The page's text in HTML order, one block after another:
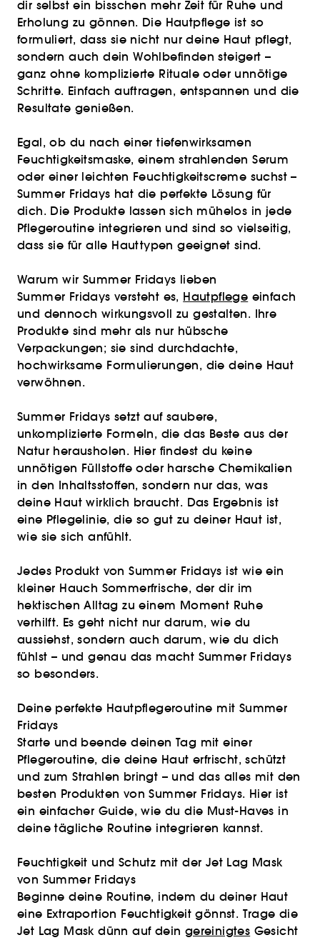
dir selbst ein bisschen mehr Zeit für Ruhe und
Erholung zu gönnen. Die Hautpflege ist so
formuliert, dass sie nicht nur deine Haut pflegt,
sondern auch dein Wohlbefinden steigert –
ganz ohne komplizierte Rituale oder unnötige
Schritte. Einfach auftragen, entspannen und die
Resultate genießen.
Egal, ob du nach einer tiefenwirksamen
Feuchtigkeitsmaske, einem strahlenden Serum
oder einer leichten Feuchtigkeitscreme suchst –
Summer Fridays hat die perfekte Lösung für
dich. Die Produkte lassen sich mühelos in jede
Pflegeroutine integrieren und sind so vielseitig,
dass sie für alle Hauttypen geeignet sind.
Warum wir Summer Fridays lieben
Summer Fridays versteht es, Hautpflege einfach
und dennoch wirkungsvoll zu gestalten. Ihre
Produkte sind mehr als nur hübsche
Verpackungen; sie sind durchdachte,
hochwirksame Formulierungen, die deine Haut
verwöhnen.
Summer Fridays setzt auf saubere,
unkomplizierte Formeln, die das Beste aus der
Natur herausholen. Hier findest du keine
unnötigen Füllstoffe oder harsche Chemikalien
in den Inhaltsstoffen, sondern nur das, was
deine Haut wirklich braucht. Das Ergebnis ist
eine Pflegelinie, die so gut zu deiner Haut ist,
wie sie sich anfühlt.
Jedes Produkt von Summer Fridays ist wie ein
kleiner Hauch Sommerfrische, der dir im
hektischen Alltag zu einem Moment Ruhe
verhilft. Es geht nicht nur darum, wie du
aussiehst, sondern auch darum, wie du dich
fühlst – und genau das macht Summer Fridays
so besonders.
Deine perfekte Hautpflegeroutine mit Summer
Fridays
Starte und beende deinen Tag mit einer
Pflegeroutine, die deine Haut erfrischt, schützt
und zum Strahlen bringt – und das alles mit den
besten Produkten von Summer Fridays. Hier ist
ein einfacher Guide, wie du die Must-Haves in
deine tägliche Routine integrieren kannst.
Feuchtigkeit und Schutz mit der Jet Lag Mask
von Summer Fridays
Beginne deine Routine, indem du deiner Haut
eine Extraportion Feuchtigkeit gönnst. Trage die
Jet Lag Mask dünn auf dein gereinigtes Gesicht